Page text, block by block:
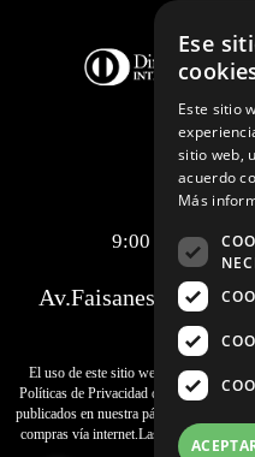
Telf.:
9:00 am a 6:00
Av.Faisanes 420 ,
El uso de este sitio web implica la
Políticas de Privacidad de SAMITEX
publicados en nuestra página web
compras vía internet.Las promociones
Ese
Este sitio
sitio web,
acuerdo
Más